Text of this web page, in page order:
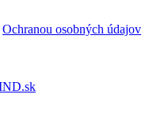
Ochranou osobných údajov